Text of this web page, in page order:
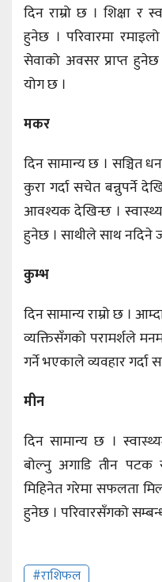
दिन राम्रो छ । शिक्षा र
हुनेछ । परिवारमा
सेवाको अवसर प्राप्त
योग छ ।
मकर
दिन सामान्य छ । सञ्चित
कुरा गर्दा सचेत बन्नुपर्ने
आवश्यक देखिन्छ ।
हुनेछ । साथीले साथ नदिने
कुम्भ
दिन सामान्य राम्रो छ ।
व्यक्तिसँगको परामर्शले
गर्ने भएकाले व्यवहार गर्दा
मीन
दिन सामान्य छ ।
बोल्नु अगाडि तीन पटक
मिहिनेत गरेमा सफलता
हुनेछ । परिवारसँगको
#राशिफल